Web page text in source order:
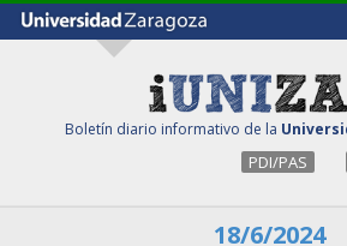
Boletín diario informativo de la
PDI/PAS
18/6/2024